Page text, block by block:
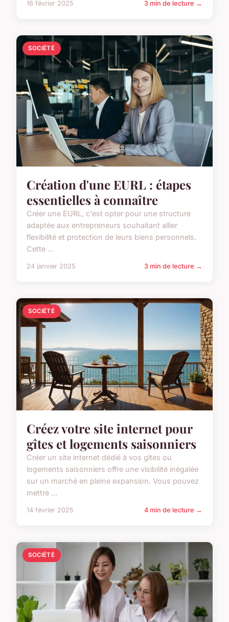
16 février 2025 3 min de lecture →
SOCIÉTÉ
Création d'une EURL : étapes
essentielles à connaître
Créer une EURL, c'est opter pour une structure
adaptée aux entrepreneurs souhaitant allier
flexibilité et protection de leurs biens personnels.
Cette ...
24 janvier 2025 3 min de lecture →
SOCIÉTÉ
Créez votre site internet pour
gîtes et logements saisonniers
Créer un site internet dédié à vos gîtes ou
logements saisonniers offre une visibilité inégalée
sur un marché en pleine expansion. Vous pouvez
mettre ...
14 février 2025 4 min de lecture →
SOCIÉTÉ